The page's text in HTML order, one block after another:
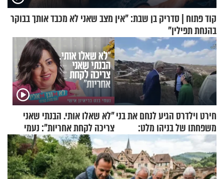
קוד פתוח | סדריק בן שבת: "אין מצב שאני לא מכבד אותך בבוקר
בהנחת תפילין"
חירט וילדרס הגיע לנחם את בני
משפחתו של בניהו מלט:
"מיליונים באירופה תומכים
בכם"
"לא שאלו אותי. הבנתי שאני
צריכה לקחת אחריות": נעמי
בנט בריאיון אישי